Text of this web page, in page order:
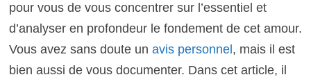
pour vous de vous concentrer sur l’essentiel et
d’analyser en profondeur le fondement de cet amour.
Vous avez sans doute un avis personnel , mais il est
bien aussi de vous documenter. Dans cet article, il